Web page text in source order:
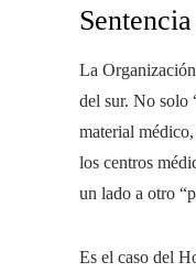
La
del sur. No solo
material
los centros
un lado a otro
Es el caso del